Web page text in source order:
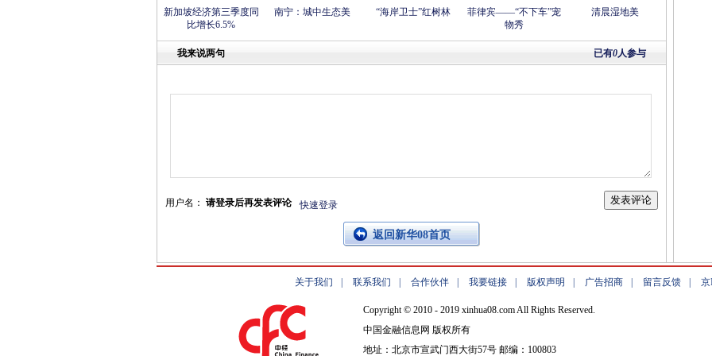
新加坡经济第三季度同
比增长6.5%
南宁：城中生态美 “海岸卫士”红树林
菲律宾——“不下车”宠
物秀
清晨湿地美
已有0人参与
我来说两句
用户名： 请登录后再发表评论 快速登录
返回新华08首页
关于我们 联系我们 合作伙伴 我要链接 版权声明 广告招商 留言反馈 京
Copyright © 2010 - 2019 xinhua08.com All Rights Reserved.
中国金融信息网 版权所有
地址：北京市宣武门西大街57号 邮编：100803